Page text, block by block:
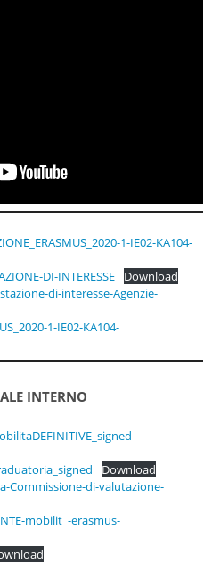
1-IE02-KA104-
DI-INTERESSE
Download
di-interesse-Agenzie-
1-IE02-KA104-
INTERNO
Download
Commissione-di-valutazione-
mobilit_-erasmus-